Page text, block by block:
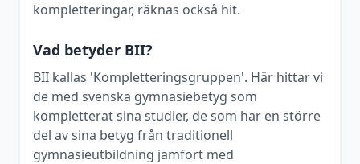
kompletteringar, räknas också hit.
Vad betyder BII?
BII kallas 'Kompletteringsgruppen'. Här hittar vi
de med svenska gymnasiebetyg som
kompletterat sina studier, de som har en större
del av sina betyg från traditionell
gymnasieutbildning jämfört med